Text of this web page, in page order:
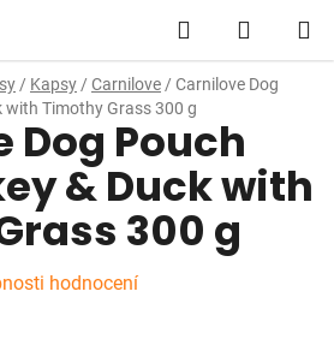
Hledat
KOŠÍK
/ Kapsy / Carnilove / Carnilove Dog
with Timothy Grass 300 g
Dog Pouch
& Duck with
300 g
hodnocení